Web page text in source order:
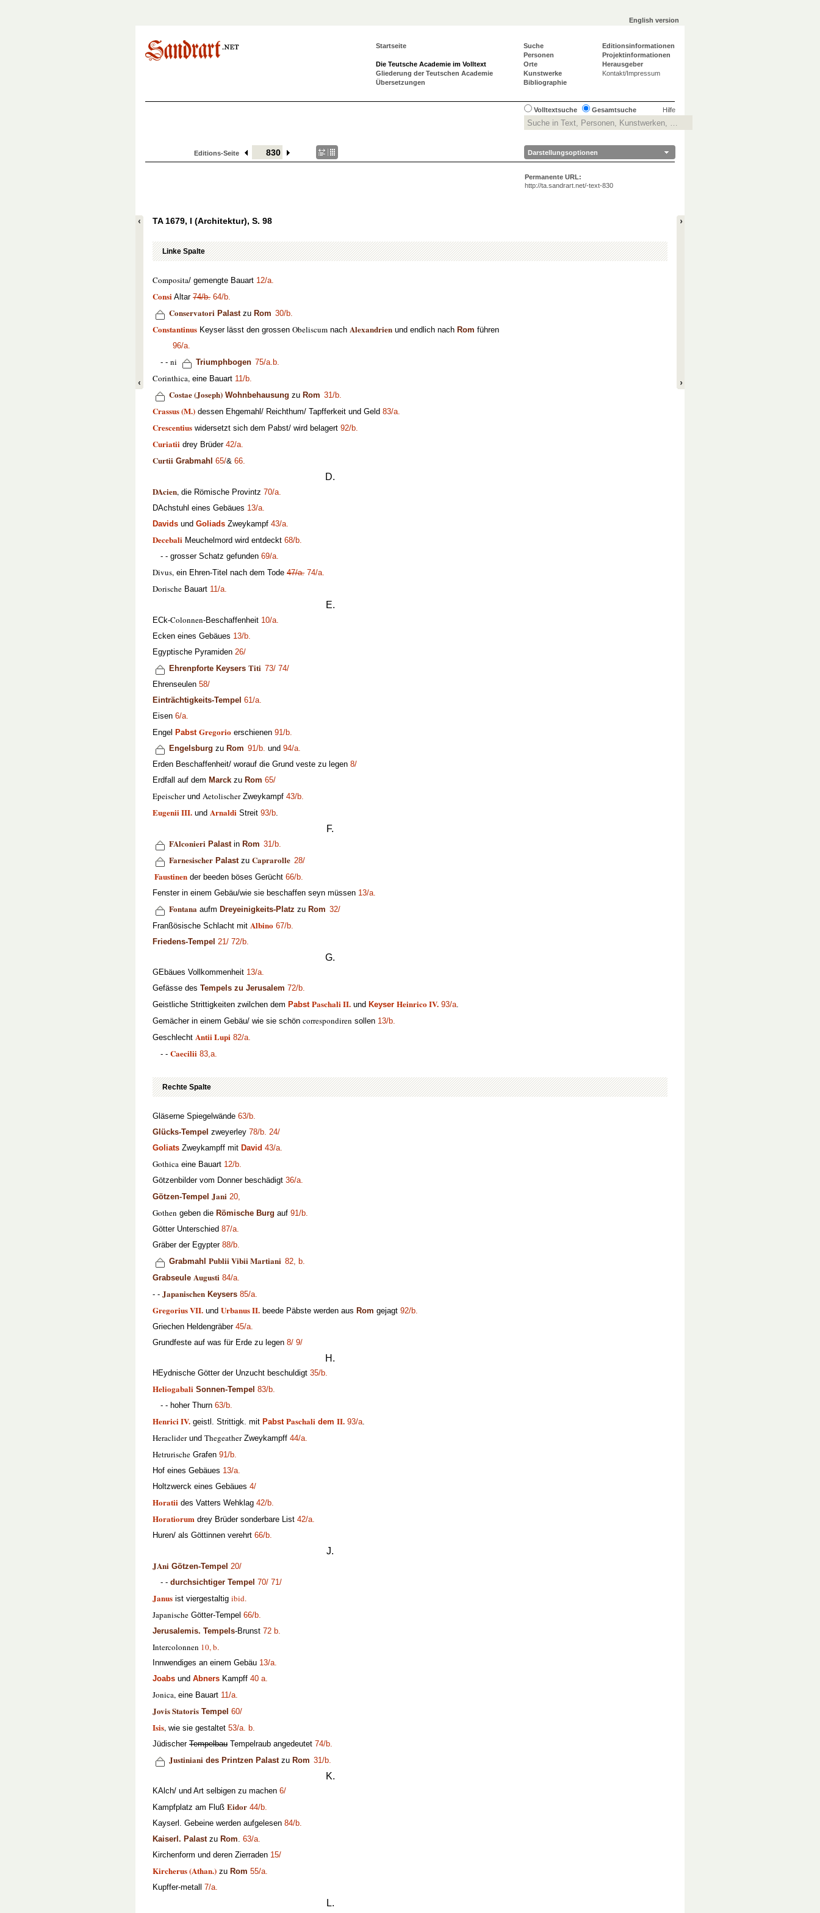
English version
Startseite
Die Teutsche Academie im Volltext
Gliederung der Teutschen Academie
Übersetzungen
Suche
Personen
Orte
Kunstwerke
Bibliographie
Editionsinformationen
Projektinformationen
Herausgeber
Kontakt/Impressum
Editions-Seite
Hilfe
Volltextsuche Gesamtsuche
Darstellungsoptionen
Permanente URL:
http://ta.sandrart.net/-text-830
TA 1679, I (Architektur), S. 98
Linke Spalte
Composita/ gemengte Bauart 12/a.
Consi Altar 74/b. 64/b.
ConservatoriPalastzu Rom 30/b.
Constantinus Keyser lässt den grossen Obeliscum nach Alexandrien und endlich nach Rom führen
96/a.
- - ni Triumphbogen 75/a.b.
Corinthica, eine Bauart 11/b.
Costae (Joseph)Wohnbehausung zu Rom 31/b.
Crassus (M.) dessen Ehgemahl/ Reichthum/ Tapfferkeit und Geld 83/a.
Crescentius widersetzt sich dem Pabst/ wird belagert 92/b.
Curiatii drey Brüder 42/a.
Curtii Grabmahl 65/& 66.
D.
DAcien, die Römische Provintz 70/a.
DAchstuhl eines Gebäues 13/a.
Davids und Goliads Zweykampf 43/a.
Decebali Meuchelmord wird entdeckt 68/b.
- - grosser Schatz gefunden 69/a.
Divus, ein Ehren-Titel nach dem Tode 47/a. 74/a.
Dorische Bauart 11/a.
E.
ECk-Colonnen-Beschaffenheit 10/a.
Ecken eines Gebäues 13/b.
Egyptische Pyramiden 26/
Ehrenpforte Keysers Titi 73/ 74/
Ehrenseulen 58/
Einträchtigkeits-Tempel 61/a.
Eisen 6/a.
Engel Pabst Gregorio erschienen 91/b.
Engelsburg zu Rom 91/b. und94/a.
Erden Beschaffenheit/ worauf die Grund veste zu legen 8/
Erdfall auf dem Marck zu Rom 65/
Epeischerund AetolischerZweykampf 43/b.
Eugenii III. und Arnaldi Streit 93/b.
F.
FAlconieriPalastin Rom 31/b.
FarnesischerPalastzu Caprarolle 28/
Faustinen der beeden böses Gerücht 66/b.
Fenster in einem Gebäu/wie sie beschaffen seyn müssen 13/a.
Fontanaaufm Dreyeinigkeits-Platz zu Rom 32/
Franßösische Schlacht mit Albino 67/b.
Friedens-Tempel 21/ 72/b.
G.
GEbäues Vollkommenheit 13/a.
Gefässe des Tempels zu Jerusalem 72/b.
Geistliche Strittigkeiten zwilchen dem Pabst Paschali II. und Keyser Heinrico IV. 93/a.
Gemächer in einem Gebäu/ wie sie schön correspondiren sollen 13/b.
Geschlecht Antii Lupi 82/a.
- - Caecilii 83,a.
Rechte Spalte
Gläserne Spiegelwände 63/b.
Glücks-Tempel zweyerley 78/b. 24/
Goliats Zweykampff mit David 43/a.
Gothica eine Bauart 12/b.
Götzenbilder vom Donner beschädigt 36/a.
Götzen-Tempel Jani 20,
Gothen geben die Römische Burg auf 91/b.
Götter Unterschied 87/a.
Gräber der Egypter 88/b.
Grabmahl Publii Vibii Martiani 82, b.
Grabseule Augusti 84/a.
- - Japanischen Keysers 85/a.
Gregorius VII. und Urbanus II. beede Päbste werden aus Rom gejagt 92/b.
Griechen Heldengräber 45/a.
Grundfeste auf was für Erde zu legen 8/ 9/
H.
HEydnische Götter der Unzucht beschuldigt 35/b.
Heliogabali Sonnen-Tempel 83/b.
- - hoher Thurn 63/b.
Henrici IV. geistl. Strittigk. mit Pabst Paschali dem II. 93/a
Heracliderund ThegeatherZweykampff 44/a.
Hetrurische Grafen 91/b.
Hof eines Gebäues 13/a.
Holtzwerck eines Gebäues 4/
Horatii des Vatters Wehklag 42/b.
Horatiorum drey Brüder sonderbare List 42/a.
Huren/ als Göttinnen verehrt 66/b.
J.
JAni Götzen-Tempel 20/
- - durchsichtiger Tempel 70/ 71/
Janus ist viergestaltig ibid.
Japanische Götter-Tempel 66/b.
Jerusalemis. Tempels-Brunst 72 b.
Intercolonnen 10, b.
Innwendiges an einem Gebäu 13/a.
Joabs und Abners Kampff 40 a.
Jonica, eine Bauart 11/a.
Jovis Statoris Tempel 60/
Isis, wie sie gestaltet 53/a. b.
Jüdischer Tempelbau Tempelraub angedeutet 74/b.
Justiniani des Printzen Palastzu Rom 31/b.
K.
KAlch/ und Art selbigen zu machen 6/
Kampfplatz am Fluß Eidor 44/b.
Kayserl. Gebeine werden aufgelesen 84/b.
Kaiserl. Palast zu Rom 63/a.
Kirchenform und deren Zierraden 15/
Kircherus (Athan.) zu Rom 55/a.
Kupffer-metall 7/a.
L.